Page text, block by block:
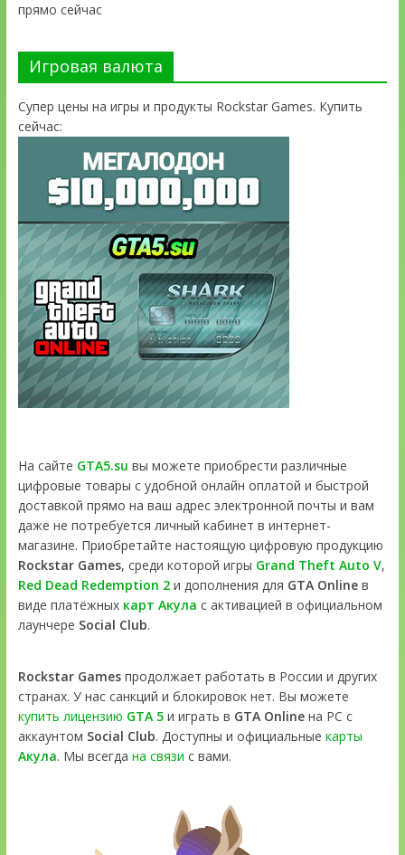
прямо сейчас
Игровая валюта
Супер цены на игры и продукты Rockstar Games. Купить
сейчас:
На сайте GTA5.su вы можете приобрести различные
цифровые товары с удобной онлайн оплатой и быстрой
доставкой прямо на ваш адрес электронной почты и вам
даже не потребуется личный кабинет в интернет-
магазине. Приобретайте настоящую цифровую продукцию
Rockstar Games, среди которой игры Grand Theft Auto V,
Red Dead Redemption 2и дополнения для GTA Onlineв
виде платёжных карт Акула с активацией в официальном
лаунчере Social Club.
Rockstar Gamesпродолжает работать в России и других
странах. У нас санкций и блокировок нет. Вы можете
купить лицензию GTA 5и играть в GTA Onlineна PC с
аккаунтом Social Club. Доступны и официальные карты
Акула. Мы всегда на связи с вами.